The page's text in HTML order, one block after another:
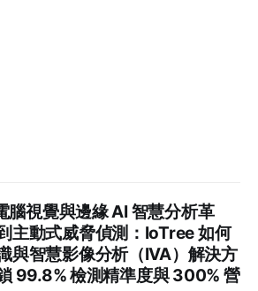
腦視覺與邊緣 AI 智慧分析革
主動式威脅偵測：IoTree 如何
與智慧影像分析（IVA）解決方
99.8% 檢測精準度與 300% 營